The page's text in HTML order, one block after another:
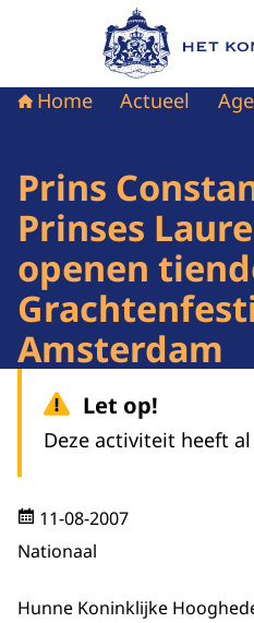
Naar de
Home Actueel
Prins
Prinses
openen
Amsterdam
Let op!
Deze activiteit heeft
11-08-2007
Nationaal
Hunne Koninklijke